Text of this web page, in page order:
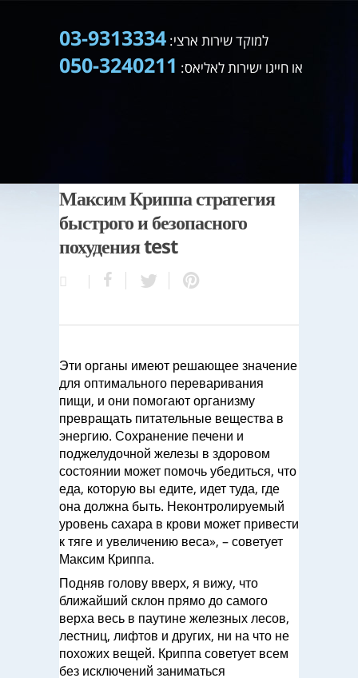
למוקד שירות ארצי: 03-9313334
או חייגו ישירות לאליאס: 050-3240211
Максим Криппа стратегия
быстрого и безопасного
похудения test
Эти органы имеют решающее значение
для оптимального переваривания
пищи, и они помогают организму
превращать питательные вещества в
энергию. Сохранение печени и
поджелудочной железы в здоровом
состоянии может помочь убедиться, что
еда, которую вы едите, идет туда, где
она должна быть. Неконтролируемый
уровень сахара в крови может привести
к тяге и увеличению веса», – советует
Максим Криппа.
Подняв голову вверх, я вижу, что
ближайший склон прямо до самого
верха весь в паутине железных лесов,
лестниц, лифтов и других, ни на что не
похожих вещей. Криппа советует всем
без исключений заниматься